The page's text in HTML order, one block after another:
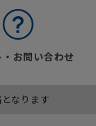
お問い合わせ
なります